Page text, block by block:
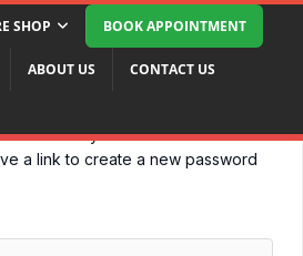
SHOP BOOK APPOINTMENT
ABOUT US CONTACT US
enter your username or email
a link to create a new password